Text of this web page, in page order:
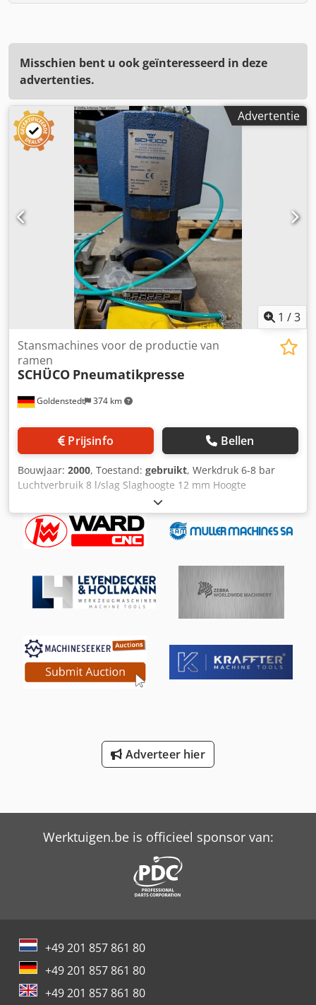
Misschien bent u ook geïnteresseerd in deze
advertenties.
Advertentie
1 /3
Goldenstedt 374 km
Stansmachines voor de productie van
ramen
SCHÜCO Pneumatikpresse
Prijsinfo Bellen
Bouwjaar: 2000, Toestand: gebruikt, Werkdruk 6-8 bar
Luchtverbruik 8 l/slag Slaghoogte 12 mm Hoogte
opnameopening 134 mm Dcsdpfx Anewva Rbogsk Aantal
slagen 400 slagen/min Ponskracht max. 3500 kp
Machinegewicht ca. 80 kg Schüco pneumatische pers voor
Schüco ponsgereedschappen Art. nr. Schüco: 290 124
persgereedschappen! Gereedschapsnummers: 283073,
280162, 299259, 283492, 283072, 282867, 282644, 282663,
282868, 283071, 283072 2 snelspanhendels voor veilige en
snelle bevestiging van de persgereedschappen
Adverteer hier
Werktuigen.be is officieel sponsor van:
+49 201 857 861 80
+49 201 857 861 80
+49 201 857 861 80